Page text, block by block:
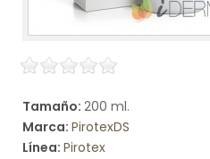
Tamaño: 200 ml.
Marca: PirotexDS
Línea: Pirotex